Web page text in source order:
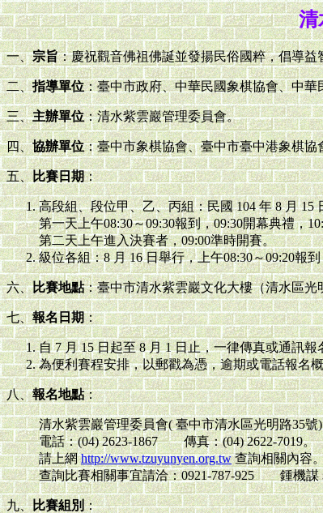
清
一、宗旨：慶祝觀音佛祖佛誕並發揚民俗國粹，倡導
二、指導單位：臺中市政府、中華民國象棋協會、中
三、主辦單位：清水紫雲巖管理委員會。
四、協辦單位：臺中市象棋協會、臺中市臺中港象棋協
五、比賽日期：
高段組、段位甲、乙、丙組：民國 104 年 8 月 15
第一天上午08:30～09:30報到，09:30開幕典禮，
第二天上午進入決賽者，09:00準時開賽。
級位各組：8 月 16 日舉行，上午08:30～09:20報
六、比賽地點：臺中市清水紫雲巖文化大樓（清水區光
七、報名日期：
自 7 月 15 日起至 8 月 1 日止，一律傳真或通訊
為便利賽程安排，以郵戳為憑，逾期或電話報名
八、報名地點：
清水紫雲巖管理委員會( 臺中市清水區光明路35號)
電話：(04) 2623-1867 傳真：(04) 2622-7019。
請上網http://www.tzuyunyen.org.tw查詢相關內容
查詢比賽相關事宜請洽：0921-787-925 鍾機謀
九、比賽組別：